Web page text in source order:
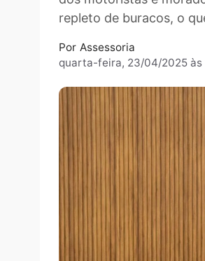
dos motoristas e
repleto de buracos,
quarta-feira, 23/04/